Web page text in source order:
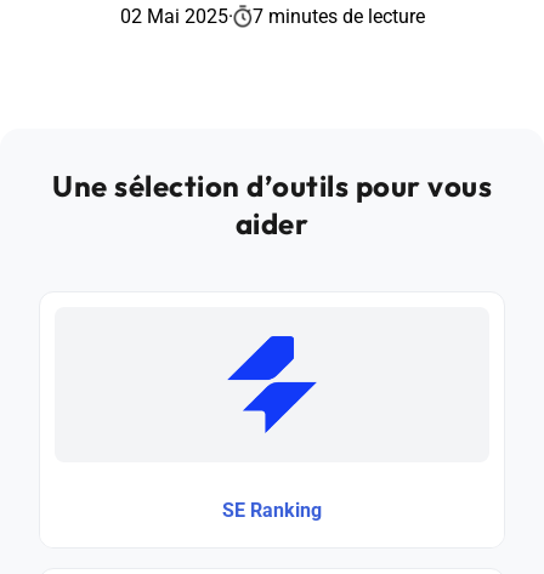
02 Mai 2025· 7 minutes de lecture
Une sélection d’outils pour vous
aider
SE Ranking